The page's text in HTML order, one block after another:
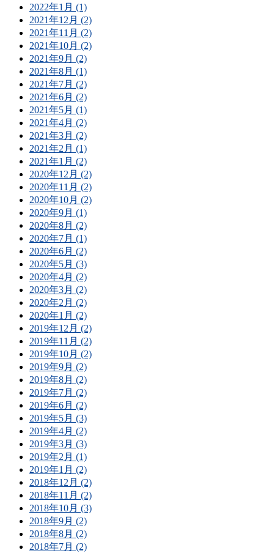
2022年1月 (1)
2021年12月 (2)
2021年11月 (2)
2021年10月 (2)
2021年9月 (2)
2021年8月 (1)
2021年7月 (2)
2021年6月 (2)
2021年5月 (1)
2021年4月 (2)
2021年3月 (2)
2021年2月 (1)
2021年1月 (2)
2020年12月 (2)
2020年11月 (2)
2020年10月 (2)
2020年9月 (1)
2020年8月 (2)
2020年7月 (1)
2020年6月 (2)
2020年5月 (3)
2020年4月 (2)
2020年3月 (2)
2020年2月 (2)
2020年1月 (2)
2019年12月 (2)
2019年11月 (2)
2019年10月 (2)
2019年9月 (2)
2019年8月 (2)
2019年7月 (2)
2019年6月 (2)
2019年5月 (3)
2019年4月 (2)
2019年3月 (3)
2019年2月 (1)
2019年1月 (2)
2018年12月 (2)
2018年11月 (2)
2018年10月 (3)
2018年9月 (2)
2018年8月 (2)
2018年7月 (2)